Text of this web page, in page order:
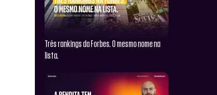
Três rankings da Forbes. O mesmo nome na
lista.